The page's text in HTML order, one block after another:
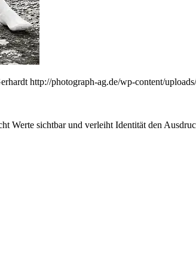
http://photograph-ag.de/wp-content/
Werte sichtbar und verleiht Identität den